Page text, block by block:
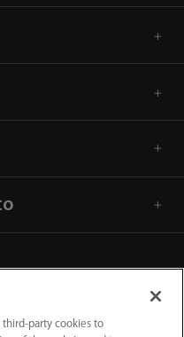
third-party cookies to